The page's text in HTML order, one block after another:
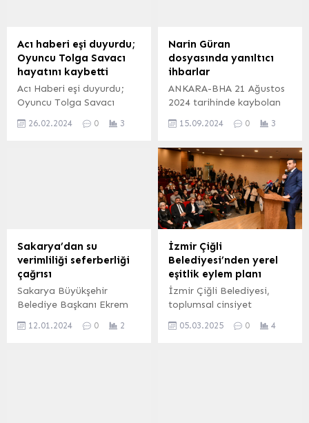
Acı haberi eşi duyurdu;
Oyuncu Tolga Savacı
hayatını kaybetti
Acı Haberi eşi duyurdu;
Oyuncu Tolga Savacı
yaşayan oyuncu Tolga
kaybettiğini duyurdu.
Bezmen paylaşımında
“Yüreğim kanıyor!!!
Kanıyor!!! Kaybettim, dev
yürekli sevdiceğimi.
Ansızın çıktı sonsuza
yolculuğuna. Ben yerle
26.02.2024 0 3
Narin Güran
dosyasında yanıltıcı
ihbarlar
ANKARA-BHA 21 Ağustos
2024 tarihinde kaybolan
yapılan ihbarların,
aile bireyleri tarafından
kasti olarak yapıldığı
ortaya çıktı. Bu ihbarların,
arama kurtarma ekiplerini
yanıltmak amacıyla planlı
bir şekilde
gerçekleştirildiği tespit
edildi. Narin Güran’ın 19
gün süren arama
çalışmalarında, dikkat
dağıtıcı eylemlerle
ekiplerin yanıltıldığı
öğrenildi. Dikkat dağıtıcı...
15.09.2024 0 3
Sakarya’dan su
verimliliği seferberliği
çağrısı
Sakarya Büyükşehir
Belediye Başkanı Ekrem
politikaları ile su
12.01.2024 0 2
İzmir Çiğli
Belediyesi’nden yerel
eşitlik eylem planı
İzmir Çiğli Belediyesi,
toplumsal cinsiyet
yerel hizmetlerden tüm
05.03.2025 0 4